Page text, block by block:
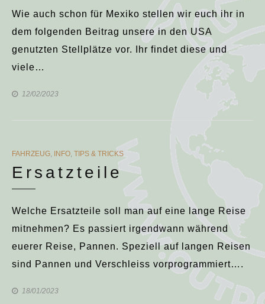
Wie auch schon für Mexiko stellen wir euch ihr in
dem folgenden Beitrag unsere in den USA
genutzten Stellplätze vor. Ihr findet diese und
viele…
12/02/2023
CATEGORIES
FAHRZEUG, INFO, TIPS & TRICKS
Ersatzteile
Welche Ersatzteile soll man auf eine lange Reise
mitnehmen? Es passiert irgendwann während
euerer Reise, Pannen. Speziell auf langen Reisen
sind Pannen und Verschleiss vorprogrammiert….
18/01/2023